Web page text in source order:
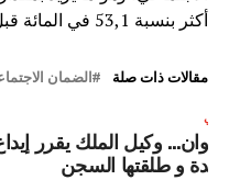
أكثر بنسبة 53,1 في المائة قبل بداية الحرب.(عن و م ع)
مقالات ذات صلة الضمان
وكيل الملك يقرر
و طلقتها السجن